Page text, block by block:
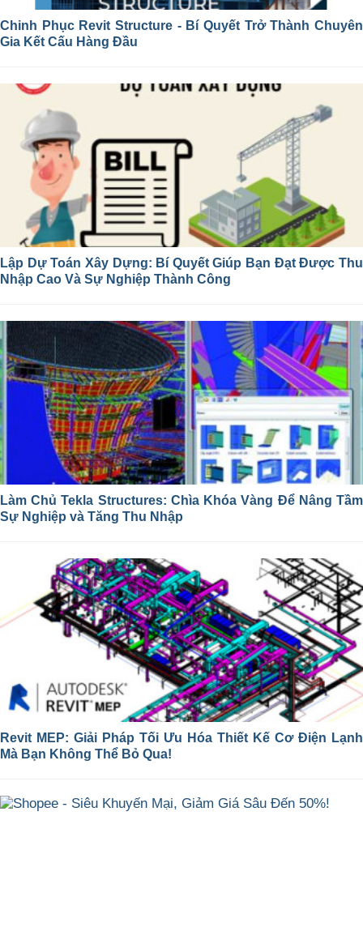
Chinh Phục Revit Structure - Bí Quyết Trở Thành Chuyên
Gia Kết Cấu Hàng Đầu
Lập Dự Toán Xây Dựng: Bí Quyết Giúp Bạn Đạt Được Thu
Nhập Cao Và Sự Nghiệp Thành Công
Làm Chủ Tekla Structures: Chìa Khóa Vàng Để Nâng Tầm
Sự Nghiệp và Tăng Thu Nhập
Revit MEP: Giải Pháp Tối Ưu Hóa Thiết Kế Cơ Điện Lạnh
Mà Bạn Không Thể Bỏ Qua!